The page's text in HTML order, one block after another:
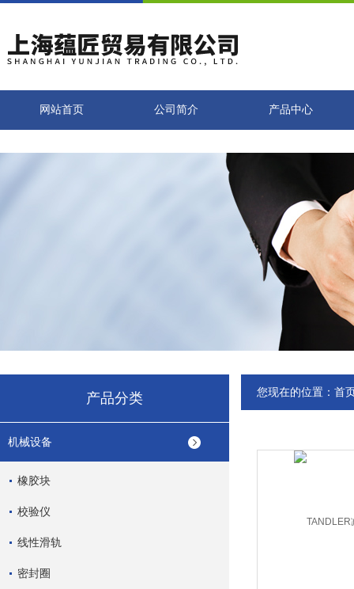
网站首页 公司简介 产品中心
产品分类
机械设备
橡胶块
校验仪
线性滑轨
密封圈
您现在的位置： 首